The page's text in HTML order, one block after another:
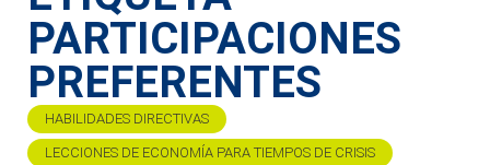
PARTICIPACIONES
PREFERENTES
HABILIDADES DIRECTIVAS
LECCIONES DE ECONOMÍA PARA TIEMPOS DE CRISIS